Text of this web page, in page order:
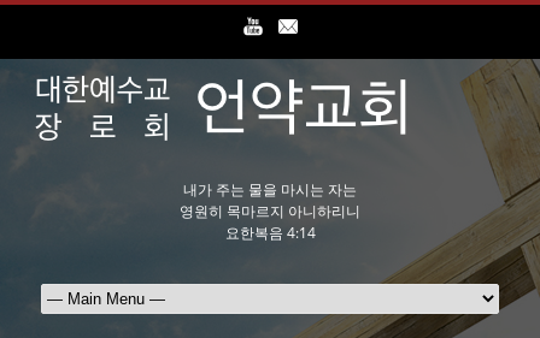
내가 주는 물을 마시는 자는
영원히 목마르지 아니하리니
요한복음 4:14